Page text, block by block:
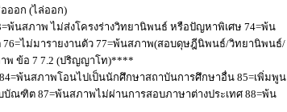
ออก (ไล่ออก)
พ้นสภาพ ไม่ส่งโครงร่างวิทยานิพนธ์ หรือปัญหาพิเศษ 74=พ้น
ไม่มารายงานตัว 77=พ้นสภาพ(สอบดุษฎีนิพนธ์/วิทยานิพนธ์/
พ ข้อ 7 7.2 (ปริญญาโท)****
พ้นสภาพโอนไปเป็นนักศึกษาสถาบันการศึกษาอื่น 85=เพิ่มพูน
ณฑิต 87=พ้นสภาพไม่ผ่านการสอบภาษาต่างประเทศ 88=พ้น